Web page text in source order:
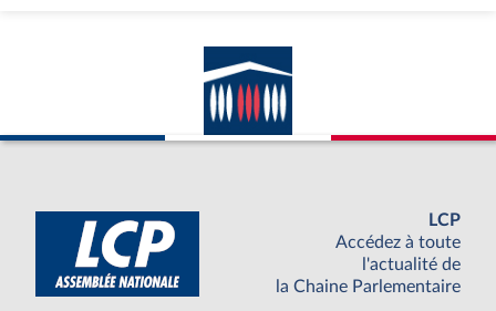
LCP
Accédez à toute
l'actualité de
la Chaine Parlementaire